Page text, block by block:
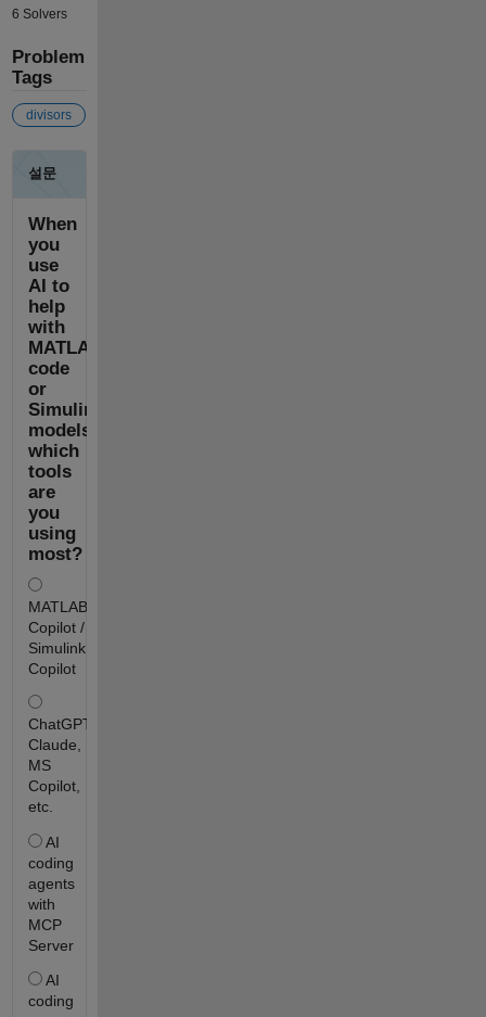
6 Solvers
Problem
Tags
divisors